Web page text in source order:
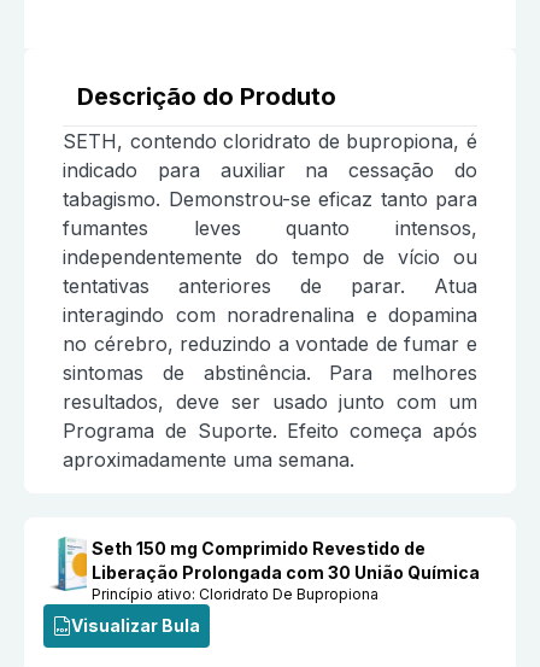
Descrição do Produto
SETH, contendo cloridrato de bupropiona, é
indicado para auxiliar na cessação do
tabagismo. Demonstrou-se eficaz tanto para
fumantes leves quanto intensos,
independentemente do tempo de vício ou
tentativas anteriores de parar. Atua
interagindo com noradrenalina e dopamina
no cérebro, reduzindo a vontade de fumar e
sintomas de abstinência. Para melhores
resultados, deve ser usado junto com um
Programa de Suporte. Efeito começa após
aproximadamente uma semana.
Seth 150 mg Comprimido Revestido de
Liberação Prolongada com 30 União Química
Princípio ativo:Cloridrato De Bupropiona
Visualizar Bula